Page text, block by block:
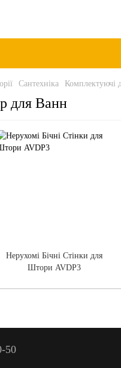
Сантехніка Комплектуючі
для Ванн
Нерухомі Бічні Стінки для
Штори AVDP3
50